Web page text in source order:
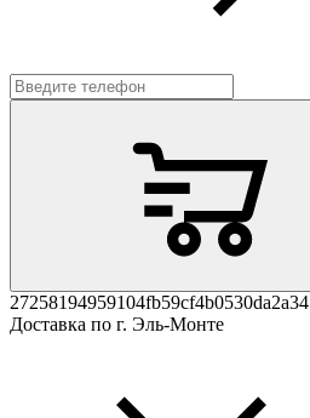
27258194959104fb59cf4b0530da2a34
Доставка по г. Эль-Монте